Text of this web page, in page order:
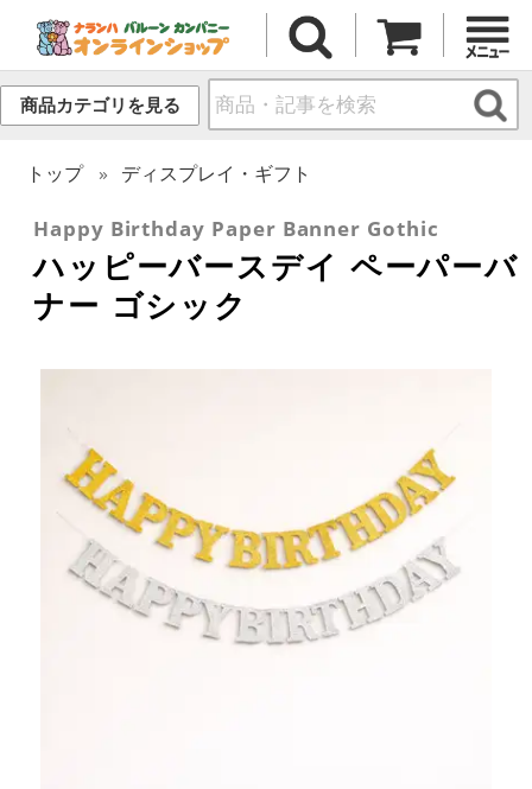
商品カテゴリを見る
トップ ディスプレイ・ギフト
Happy Birthday Paper Banner Gothic
ハッピーバースデイ ペーパーバ
ナー ゴシック